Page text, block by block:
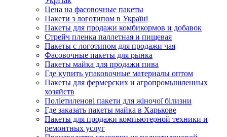
Цена на фасовочные пакеты
Пакети з логотипом в Україні
Пакеты для продажи комбикормов и добавок
Стрейч пленка паллетная и пищевая
Пакеты с логотипом для продажи чая
Фасовочные пакеты для рынка
Пакеты майка для продажи пива
Где купить упаковочные материалы оптом
Пакеты для фермерских и агропромышленных
хозяйств
Поліетиленові пакети для жіночої білизни
Где заказать пакеты майка в Харькове
Пакеты для продажи компьютерной техники и
ремонтных услуг